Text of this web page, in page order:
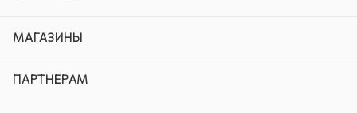
МАГАЗИНЫ
ПАРТНЕРАМ